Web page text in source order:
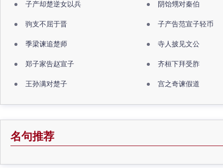
子产却楚逆女以兵 阴饴甥对秦伯
驹支不屈于晋 子产告范宣子轻币
季梁谏追楚师 寺人披见文公
郑子家告赵宣子 齐桓下拜受胙
王孙满对楚子 宫之奇谏假道
名句推荐